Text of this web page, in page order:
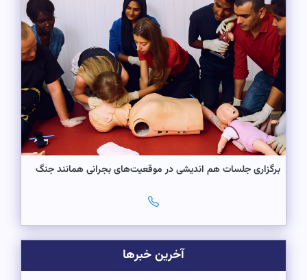
برگزاری جلسات هم اندیشی در موقعیت‌های بجرانی همانند جنگ
آخرین خبرها